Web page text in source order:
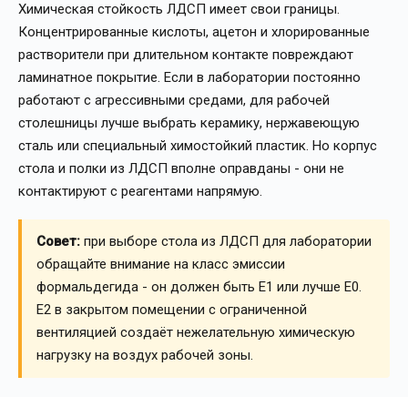
Химическая стойкость ЛДСП имеет свои границы.
Концентрированные кислоты, ацетон и хлорированные
растворители при длительном контакте повреждают
ламинатное покрытие. Если в лаборатории постоянно
работают с агрессивными средами, для рабочей
столешницы лучше выбрать керамику, нержавеющую
сталь или специальный химостойкий пластик. Но корпус
стола и полки из ЛДСП вполне оправданы - они не
контактируют с реагентами напрямую.
Совет: при выборе стола из ЛДСП для лаборатории
обращайте внимание на класс эмиссии
формальдегида - он должен быть Е1 или лучше Е0.
Е2 в закрытом помещении с ограниченной
вентиляцией создаёт нежелательную химическую
нагрузку на воздух рабочей зоны.